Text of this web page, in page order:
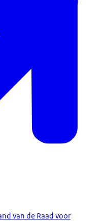
van de Raad voor